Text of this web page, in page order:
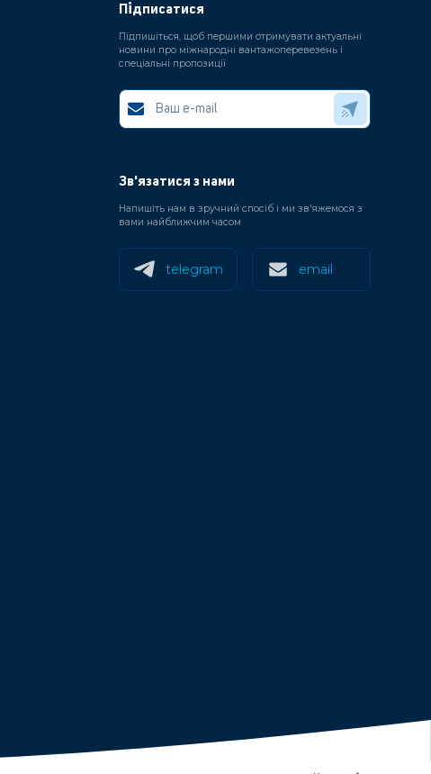
Підписатися
Підпишіться, щоб першими отримувати актуальні
новини про міжнародні вантажоперевезень і
спеціальні пропозиції
Зв'язатися з нами
Напишіть нам в зручний спосіб і ми зв'яжемося з
вами найближчим часом
telegram email